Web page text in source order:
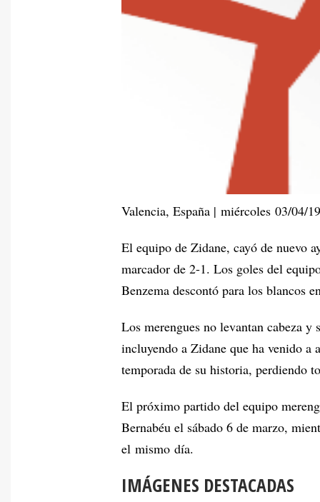
Valencia, España | miércoles 03/04/19
El equipo de Zidane, cayó de nuevo
marcador de 2-1. Los goles del
Benzema descontó para los blancos
Los merengues no levantan cabeza
incluyendo a Zidane que ha venido a
temporada de su historia, perdiendo
El próximo partido del equipo
Bernabéu el sábado 6 de marzo,
el mismo día.
IMÁGENES DESTACADAS